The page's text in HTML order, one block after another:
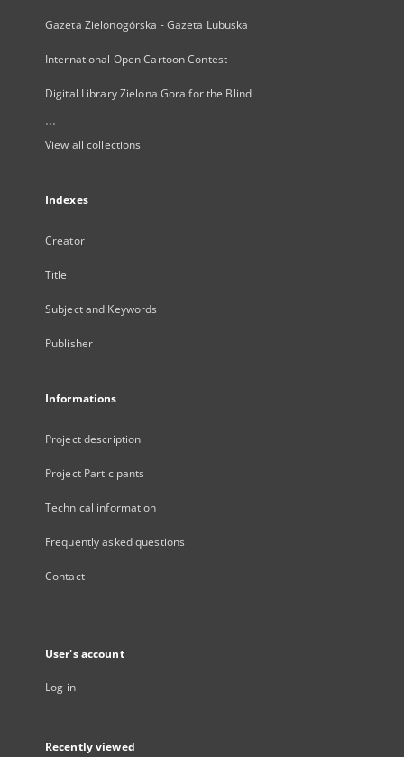
Gazeta Zielonogórska - Gazeta Lubuska
International Open Cartoon Contest
Digital Library Zielona Gora for the Blind
...
View all collections
Indexes
Creator
Title
Subject and Keywords
Publisher
Informations
Project description
Project Participants
Technical information
Frequently asked questions
Contact
User's account
Log in
Recently viewed